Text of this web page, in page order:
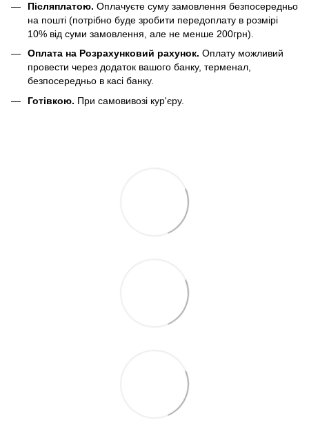
Післяплатою. Оплачуєте суму замовлення безпосередньо
на пошті (потрібно буде зробити передоплату в розмірі
10% від суми замовлення, але не менше 200грн).
Оплата на Розрахунковий рахунок. Оплату можливий
провести через додаток вашого банку, терменал,
безпосередньо в касі банку.
Готівкою. При самовивозі кур'єру.